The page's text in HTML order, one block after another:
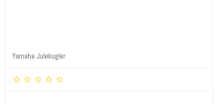
Yamaha Julekugler